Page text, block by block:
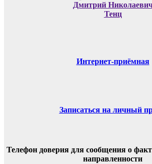
Дмитрий
Тенц
Интернет-приёмная
Записаться на личный
Телефон доверия для сообщения о
направленности